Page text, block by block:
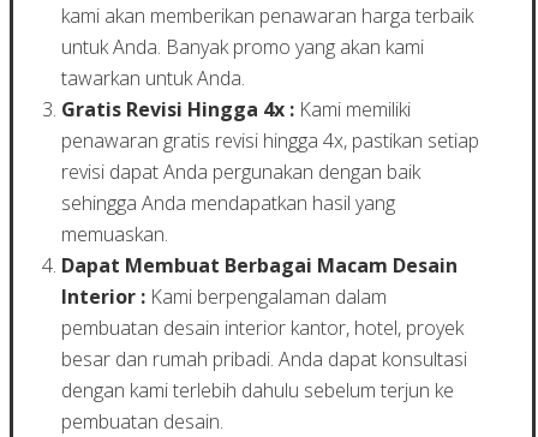
kami akan memberikan penawaran harga terbaik
untuk Anda. Banyak promo yang akan kami
tawarkan untuk Anda.
Gratis Revisi Hingga 4x : Kami memiliki
penawaran gratis revisi hingga 4x, pastikan setiap
revisi dapat Anda pergunakan dengan baik
sehingga Anda mendapatkan hasil yang
memuaskan.
Dapat Membuat Berbagai Macam Desain
Interior : Kami berpengalaman dalam
pembuatan desain interior kantor, hotel, proyek
besar dan rumah pribadi. Anda dapat konsultasi
dengan kami terlebih dahulu sebelum terjun ke
pembuatan desain.